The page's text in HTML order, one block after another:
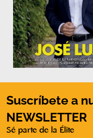
Suscríbete a
NEWSLETTER
Sé parte de la Élite